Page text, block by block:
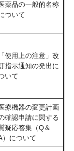
薬品の一般的名称
ついて
「使用上の注意」改
指示通知の発出に
いて
療機器の変更計画
確認申請に関する
疑応答集（Q＆
）について